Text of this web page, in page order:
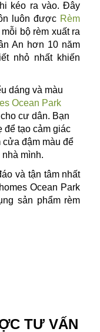
kéo ra vào. Đây
luôn được Rèm
bộ rèm xuất ra
An hơn 10 năm
nhỏ nhất khiến
dáng và màu
Ocean Park
cư dân. Bạn
để tạo cảm giác
cửa đậm màu để
mình.
và tận tâm nhất
Ocean Park
sản phẩm rèm
TƯ VẤN